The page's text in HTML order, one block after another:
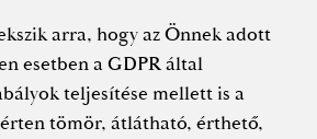
arra, hogy az Önnek adott
esetben a GDPR által
teljesítése mellett is a
tömör, átlátható, érthető,